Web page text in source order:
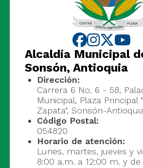
Alcaldía Municipal
Sonsón, Antioquia
Dirección:
Carrera 6 No. 6 - 58,
Municipal, Plaza Principal
Zapata", Sonsón-
Código Postal:
054820
Horario de atención:
Lunes, martes, jueves y
8:00 a.m. a 12:00 m. y